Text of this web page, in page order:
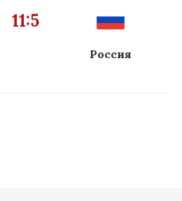
11:5
Россия